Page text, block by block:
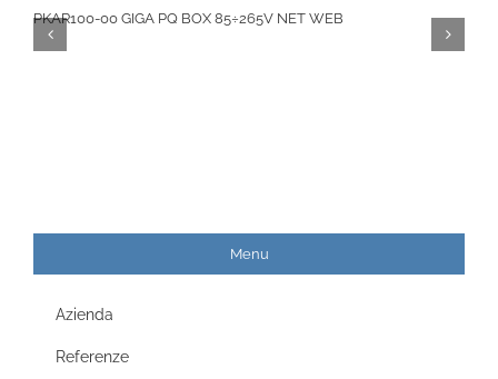
PKAR100-00 GIGA PQ BOX 85÷265V NET WEB
Menu
Azienda
Referenze